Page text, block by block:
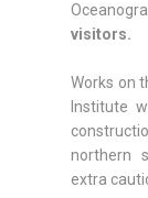
visitors.
Works on
Institute
northern
extra